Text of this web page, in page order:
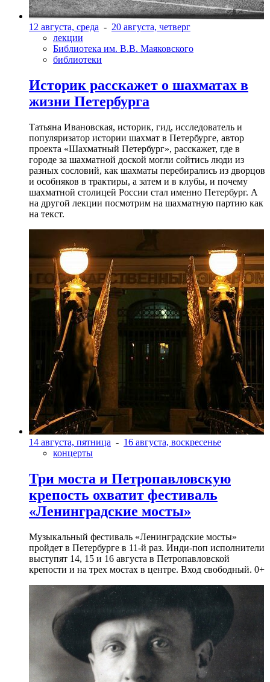
12 августа, среда - 20 августа, четверг
лекции
Библиотека им. В.В. Маяковского
библиотеки
Историк расскажет о шахматах в
жизни Петербурга
Татьяна Ивановская, историк, гид, исследователь и
популяризатор истории шахмат в Петербурге, автор
проекта «Шахматный Петербург», расскажет, где в
городе за шахматной доской могли сойтись люди из
разных сословий, как шахматы перебирались из дворцов
и особняков в трактиры, а затем и в клубы, и почему
шахматной столицей России стал именно Петербург. А
на другой лекции посмотрим на шахматную партию как
на текст.
14 августа, пятница - 16 августа, воскресенье
концерты
Три моста и Петропавловскую
крепость охватит фестиваль
«Ленинградские мосты»
Музыкальный фестиваль «Ленинградские мосты»
пройдет в Петербурге в 11-й раз. Инди-поп исполнители
выступят 14, 15 и 16 августа в Петропавловской
крепости и на трех мостах в центре. Вход свободный. 0+